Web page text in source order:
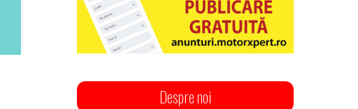
Despre noi